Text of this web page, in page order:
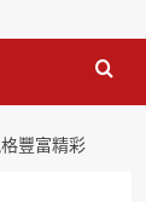
豐富精彩